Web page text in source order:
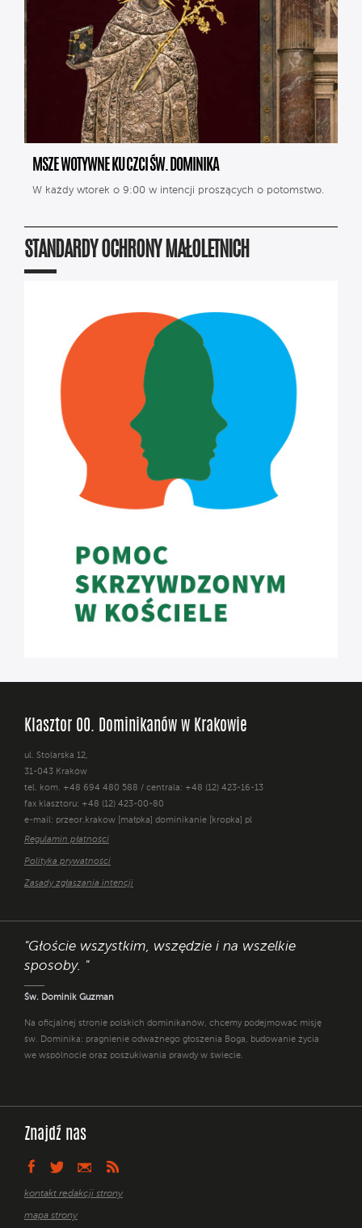
MSZE WOTYWNE KU CZCI ŚW. DOMINIKA
W każdy wtorek o 9:00 w intencji proszących o potomstwo.
STANDARDY OCHRONY MAŁOLETNICH
Klasztor OO. Dominikanów w Krakowie
ul. Stolarska 12,
31-043 Kraków
tel. kom. +48 694 480 588 / centrala: +48 (12) 423-16-13
fax klasztoru: +48 (12) 423-00-80
e-mail: przeor.krakow [małpka] dominikanie [kropka] pl
Regulamin płatności
Polityka prywatności
Zasady zgłaszania intencji
"Głoście wszystkim, wszędzie i na wszelkie
sposoby. "
Św. Dominik Guzman
Na oficjalnej stronie polskich dominikanów, chcemy podejmować misję
św. Dominika: pragnienie odważnego głoszenia Boga, budowanie życia
we wspólnocie oraz poszukiwania prawdy w świecie.
Znajdź nas
kontakt redakcji strony
mapa strony